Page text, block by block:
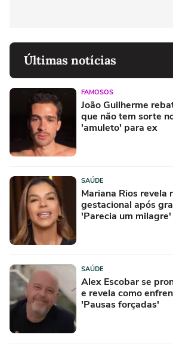
Últimas notícias
FAMOSOS
João Guilherme
que não tem sorte
'amuleto' para ex
SAÚDE
Mariana Rios revela
gestacional após
'Parecia um milagre'
SAÚDE
Alex Escobar se
e revela como
'Pausas forçadas'